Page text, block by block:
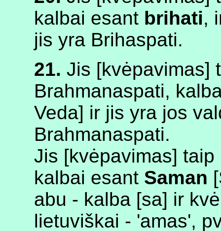
kalbai esant brihati,
jis yra Brihaspati.
21. Jis [kvėpavimas]
Brahmanaspati,
Veda] ir jis yra jos
Brahmanaspati.
Jis [kvėpavimas]
kalbai esant Saman
abu - kalba [sa] ir
lietuviškai - 'amas',